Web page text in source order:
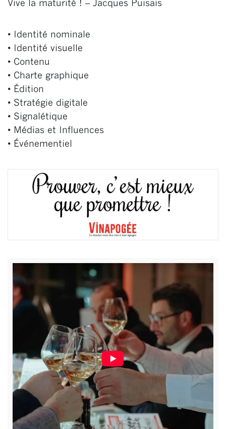
Vive la maturité ! – Jacques Puisais
• Identité nominale
• Identité visuelle
• Contenu
• Charte graphique
• Édition
• Stratégie digitale
• Signalétique
• Médias et Influences
• Événementiel